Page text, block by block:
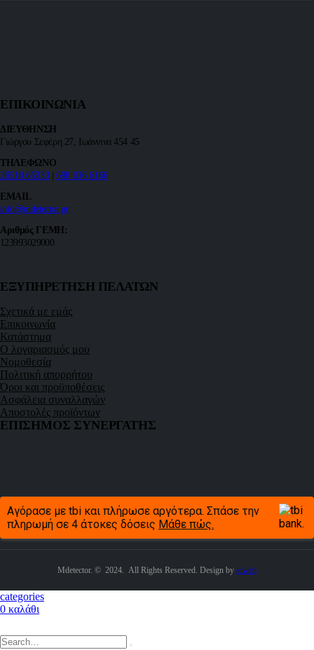
ΕΠΙΚΟΙΝΩΝΙΑ
ΔΙΕΥΘΗΝΣΗ
Γιώργου Σεφέρη 27, Ιωάννινα 454 45
ΤΗΛΕΦΩΝΟ
26510 65333|698 036 6166
EMAIL
info@mdetector.gr
Αριθμός ΓΕΜΗ:
123993029000
ΕΞΥΠΗΡΕΤΗΣΗ ΠΕΛΑΤΩΝ
Σχετικά με εμάς
Επικοινωνία
Κατάστημα
Ο λογαριασμός μου
Νομοθεσία
Πολιτική απορρήτου
Όροι και προϋποθέσεις
Ασφάλεια συναλλαγών
Αποστολές προϊόντων
ΕΠΙΣΗΜΟΣ ΣΥΝΕΡΓΑΤΗΣ
Αγόρασε με tbi και πλήρωσε αργότερα. Σπάσε την
πληρωμή σε 4 άτοκες δόσεις Μάθε πώς.
Mdetector. © 2024. All Rights Reserved. Design by idweb
categories
0 καλάθι